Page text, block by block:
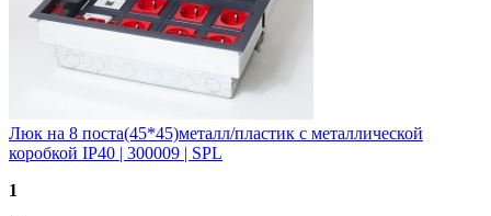
Люк на 8 поста(45*45)металл/пластик с металлической
коробкой IP40 | 300009 | SPL
1